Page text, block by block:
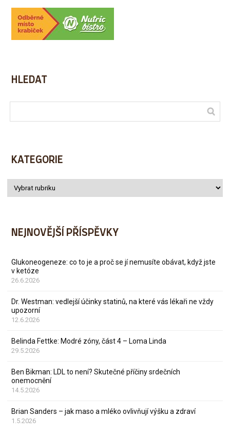
HLEDAT
KATEGORIE
NEJNOVĚJŠÍ PŘÍSPĚVKY
Glukoneogeneze: co to je a proč se jí nemusíte obávat, když jste
v ketóze
26.6.2026
Dr. Westman: vedlejší účinky statinů, na které vás lékaři ne vždy
upozorní
12.6.2026
Belinda Fettke: Modré zóny, část 4 – Loma Linda
29.5.2026
Ben Bikman: LDL to není? Skutečné příčiny srdečních
onemocnění
14.5.2026
Brian Sanders – jak maso a mléko ovlivňují výšku a zdraví
1.5.2026